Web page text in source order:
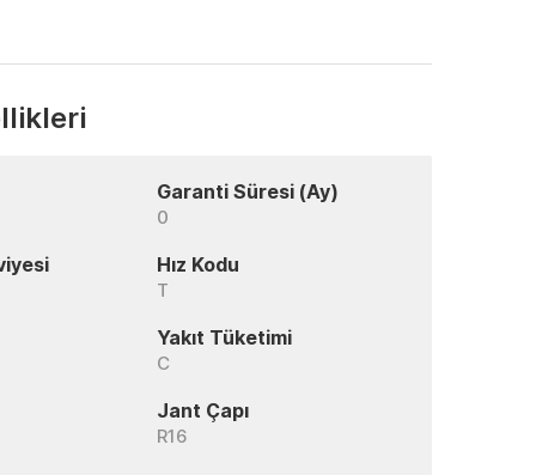
Garanti Süresi (Ay)
0
Hız Kodu
T
Yakıt Tüketimi
C
Jant Çapı
R16